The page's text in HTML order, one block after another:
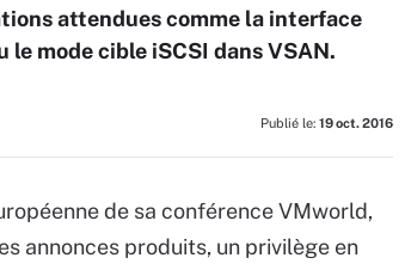
attendues comme la interface
mode cible iSCSI dans VSAN.
Publié le: 19 oct. 2016
de sa conférence VMworld,
annonces produits, un privilège en